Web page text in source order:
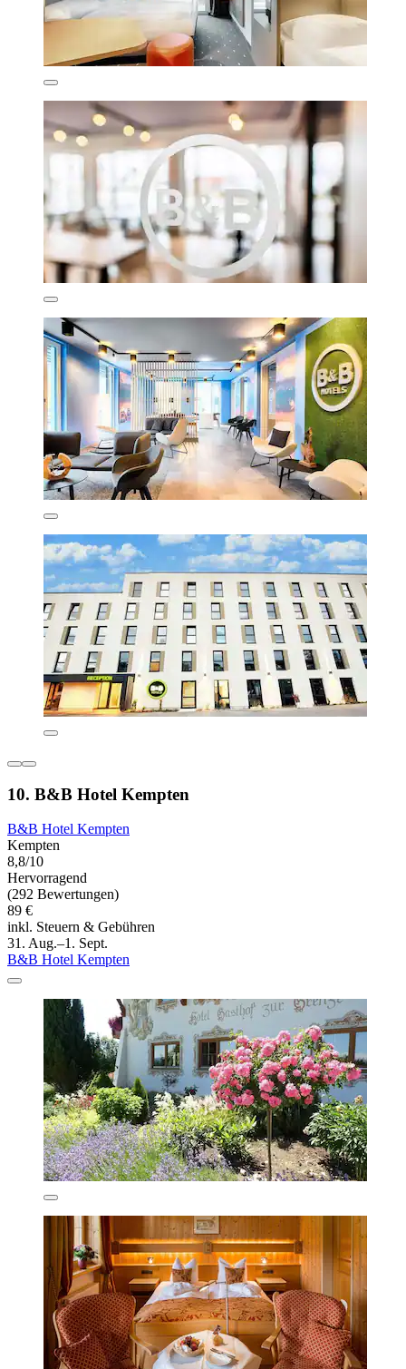
10. B&B Hotel Kempten
B&B Hotel Kempten
Kempten
8,8/10
Hervorragend
(292 Bewertungen)
89 €
inkl. Steuern & Gebühren
31. Aug.–1. Sept.
B&B Hotel Kempten